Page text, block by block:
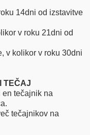
14dni od izstavitve
v roku 21dni od
v kolikor v roku 30dni
TEČAJ
en tečajnik na
tečajnikov na